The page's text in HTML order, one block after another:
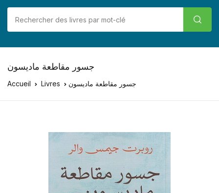
جسور مقاطعة ماديسون
Accueil Livres جسور مقاطعة ماديسون